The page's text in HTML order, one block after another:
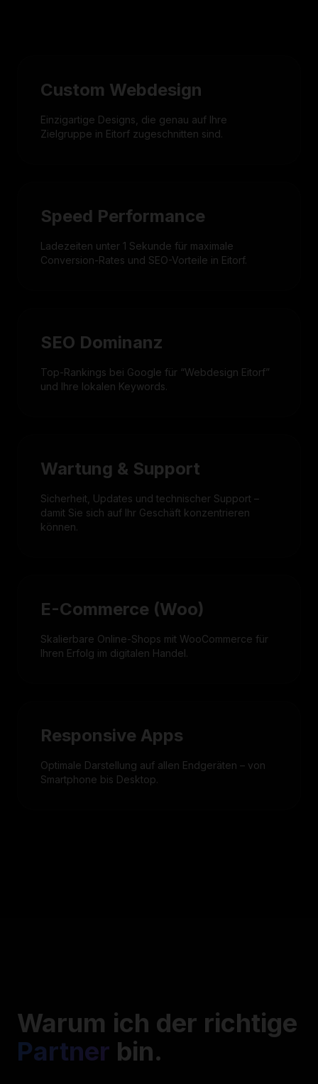
Custom Webdesign
Einzigartige Designs, die genau auf Ihre
Zielgruppe in Eitorf zugeschnitten sind.
Speed Performance
Ladezeiten unter 1 Sekunde für maximale
Conversion-Rates und SEO-Vorteile in Eitorf.
SEO Dominanz
Top-Rankings bei Google für “Webdesign Eitorf”
und Ihre lokalen Keywords.
Wartung & Support
Sicherheit, Updates und technischer Support –
damit Sie sich auf Ihr Geschäft konzentrieren
können.
E-Commerce (Woo)
Skalierbare Online-Shops mit WooCommerce für
Ihren Erfolg im digitalen Handel.
Responsive Apps
Optimale Darstellung auf allen Endgeräten – von
Smartphone bis Desktop.
Warum ich der richtige
Partner bin.